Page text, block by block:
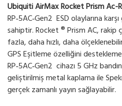
Ubiquiti AirMax Rocket Prism Ac-
RP‑5AC‑Gen2 ESD olaylarına
sahiptir. Rocket ® Prism AC, rakip
fazla, daha hızlı, daha
GPS Eşitleme özelliğini
RP‑5AC‑Gen2 cihazı 5 GHz
geliştirilmiş metal kaplama ile
gerçek zamanlı yayın sağlayabilir.